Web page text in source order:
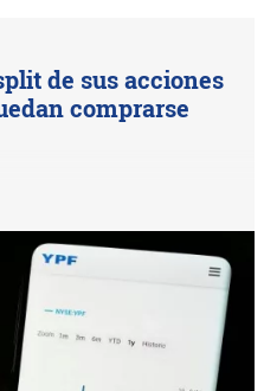
de sus acciones
comprarse